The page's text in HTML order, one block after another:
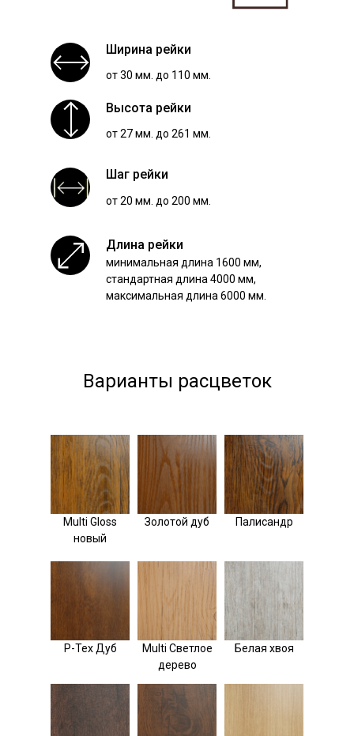
Ширина рейки
Высота рейки
Шаг рейки
от 30 мм. до 110 мм.
от 27 мм. до 261 мм.
от 20 мм. до 200 мм.
минимальная длина 1600 мм,
стандартная длина 4000 мм,
максимальная длина 6000 мм.
Длина рейки
Варианты расцветок
Белая хвоя
Multi Светлое
дерево
P-Tex Дуб
Палисандр
Золотой дуб
Multi Gloss
новый